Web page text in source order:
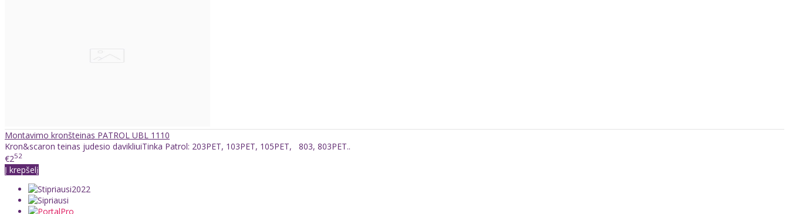
Montavimo kronšteinas PATROL UBL 1110
Kron&scaron teinas judesio davikliuiTinka Patrol: 203PET, 103PET, 105PET, 803, 803PET..
€252
Į krepšelį